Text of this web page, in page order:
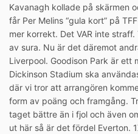
Kavanagh kollade på skärmen
får Per Melins “gula kort” på
mer korrekt. Det VAR inte
av sura. Nu är det däremot
Liverpool. Goodison Park är ett
Dickinson Stadium ska
där vi tror att arrangören
form av poäng och framgång.
taget bättre än i fjol och även
ut här så är det fördel Everton.